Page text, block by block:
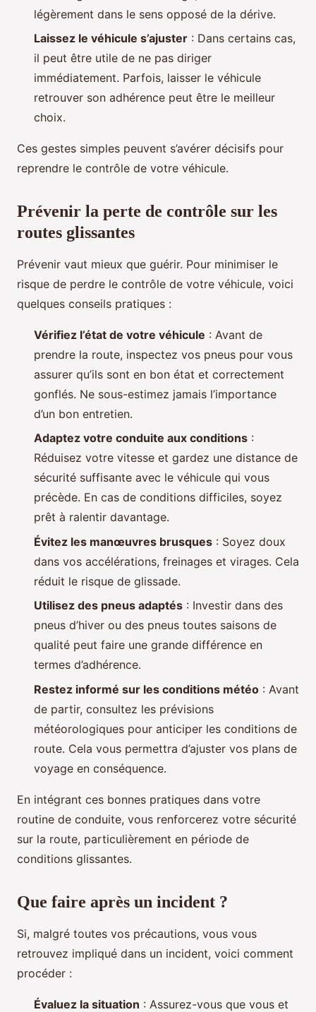
légèrement dans le sens opposé de la dérive.
Laissez le véhicule s’ajuster : Dans certains cas,
il peut être utile de ne pas diriger
immédiatement. Parfois, laisser le véhicule
retrouver son adhérence peut être le meilleur
choix.
Ces gestes simples peuvent s’avérer décisifs pour
reprendre le contrôle de votre véhicule.
Prévenir la perte de contrôle sur les
routes glissantes
Prévenir vaut mieux que guérir. Pour minimiser le
risque de perdre le contrôle de votre véhicule, voici
quelques conseils pratiques :
Vérifiez l’état de votre véhicule : Avant de
prendre la route, inspectez vos pneus pour vous
assurer qu’ils sont en bon état et correctement
gonflés. Ne sous-estimez jamais l’importance
d’un bon entretien.
Adaptez votre conduite aux conditions :
Réduisez votre vitesse et gardez une distance de
sécurité suffisante avec le véhicule qui vous
précède. En cas de conditions difficiles, soyez
prêt à ralentir davantage.
Évitez les manœuvres brusques : Soyez doux
dans vos accélérations, freinages et virages. Cela
réduit le risque de glissade.
Utilisez des pneus adaptés : Investir dans des
pneus d’hiver ou des pneus toutes saisons de
qualité peut faire une grande différence en
termes d’adhérence.
Restez informé sur les conditions météo : Avant
de partir, consultez les prévisions
météorologiques pour anticiper les conditions de
route. Cela vous permettra d’ajuster vos plans de
voyage en conséquence.
En intégrant ces bonnes pratiques dans votre
routine de conduite, vous renforcerez votre sécurité
sur la route, particulièrement en période de
conditions glissantes.
Que faire après un incident ?
Si, malgré toutes vos précautions, vous vous
retrouvez impliqué dans un incident, voici comment
procéder :
Évaluez la situation : Assurez-vous que vous et